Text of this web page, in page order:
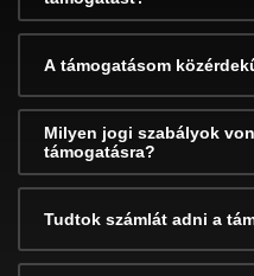
A támogatásom
Milyen jogi szabályok
támogatásra?
Tudtok számlát adni a